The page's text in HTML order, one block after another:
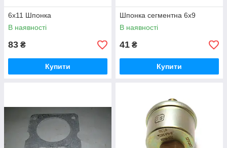
6х11 Шпонка
В наявності
83 ₴
Купити
Шпонка сегментна 6х9
В наявності
41 ₴
Купити